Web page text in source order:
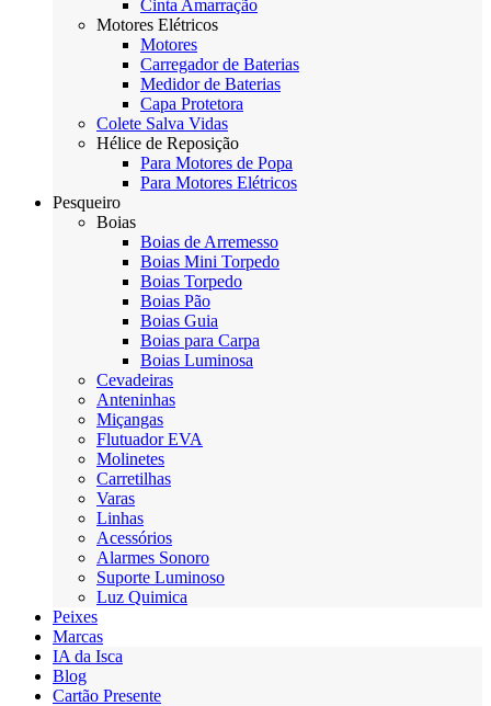
Cinta Amarração
Motores Elétricos
Motores
Carregador de Baterias
Medidor de Baterias
Capa Protetora
Colete Salva Vidas
Hélice de Reposição
Para Motores de Popa
Para Motores Elétricos
Pesqueiro
Boias
Boias de Arremesso
Boias Mini Torpedo
Boias Torpedo
Boias Pão
Boias Guia
Boias para Carpa
Boias Luminosa
Cevadeiras
Anteninhas
Miçangas
Flutuador EVA
Molinetes
Carretilhas
Varas
Linhas
Acessórios
Alarmes Sonoro
Suporte Luminoso
Luz Quimica
Peixes
Marcas
IA da Isca
Blog
Cartão Presente